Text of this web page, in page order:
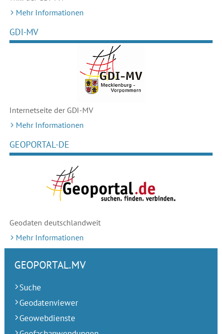
Mehr Informationen
GDI-MV
Internetseite der GDI-MV
Mehr Informationen
GEOPORTAL-DE
Geodaten deutschlandweit
Mehr Informationen
GEOPORTAL.MV
Suche
Geodatenviewer
Geowebdienste